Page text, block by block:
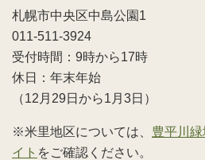
札幌市中央区中島公園1
011-511-3924
受付時間：9時から17時
休日：年末年始
（12月29日から1月3日）
※米里地区については、 豊平川
イト をご確認ください。